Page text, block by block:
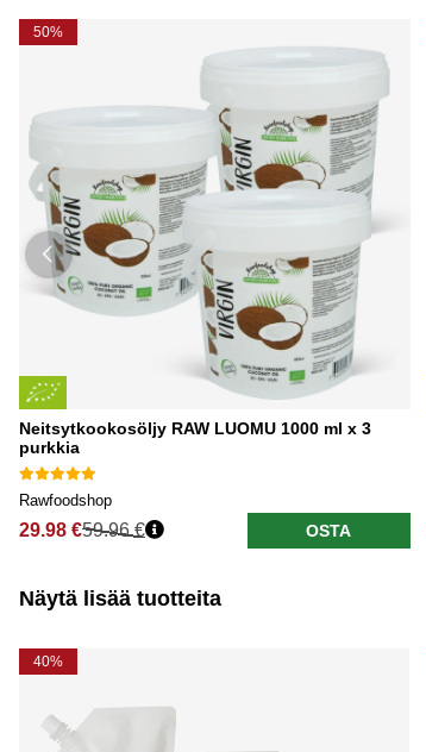
hedelmällä ja tattarilla!
50%
Neitsytkookosöljy RAW LUOMU 1000 ml x 3
purkkia
Rawfoodshop
29.98 €59.96 € OSTA
Näytä lisää tuotteita
40%